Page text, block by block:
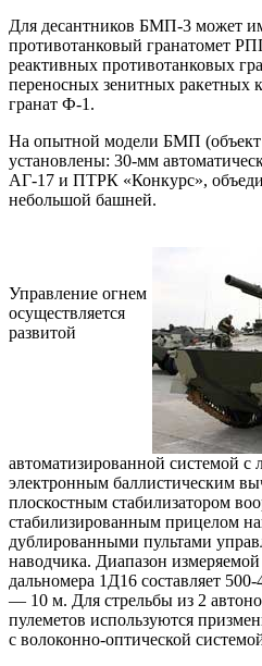
Для десантников БМП-3 может
противотанковый гранатомет
реактивных противотанковых
переносных зенитных ракетных
гранат Ф-1.
На опытной модели БМП (объект
установлены: 30-мм
АГ-17 и ПТРК «Конкурс»,
небольшой башней.
Управление огнем
осуществляется
развитой
автоматизированной системой с
электронным баллистическим
плоскостным стабилизатором
стабилизированным прицелом
дублированными пультами
наводчика. Диапазон измеряемой
дальномера 1Д16 составляет
— 10 м. Для стрельбы из 2
пулеметов используются
с волоконно-оптической